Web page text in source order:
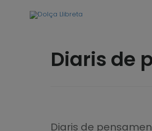
Diaris de
Diaris de